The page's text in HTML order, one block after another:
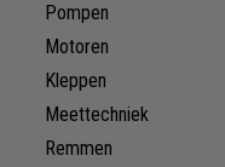
Pompen
Motoren
Kleppen
Meettechniek
Remmen